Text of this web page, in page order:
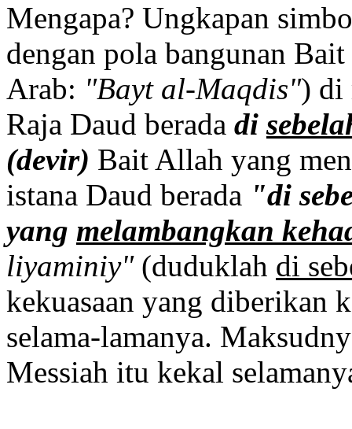
Mengapa? Ungkapan
dengan pola bangunan
Arab: "Bayt al-Maqdis") di
Raja Daud berada di
(devir) Bait Allah yang
istana Daud berada "di
yang melambangkan
liyaminiy" (duduklah di
kekuasaan yang diberikan
selama-lamanya.
Messiah itu kekal